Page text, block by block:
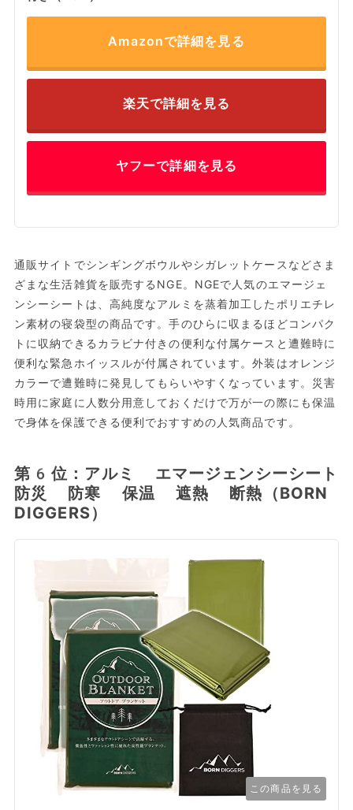
Amazonで詳細を見る
楽天で詳細を見る
ヤフーで詳細を見る
通販サイトでシンギングボウルやシガレットケースなどさま
ざまな生活雑貨を販売するNGE。NGEで人気のエマージェ
ンシーシートは、高純度なアルミを蒸着加工したポリエチレ
ン素材の寝袋型の商品です。手のひらに収まるほどコンパク
トに収納できるカラビナ付きの便利な付属ケースと遭難時に
便利な緊急ホイッスルが付属されています。外装はオレンジ
カラーで遭難時に発見してもらいやすくなっています。災害
時用に家庭に人数分用意しておくだけで万が一の際にも保温
で身体を保護できる便利でおすすめの人気商品です。
第6位：アルミ エマージェンシーシート
防災 防寒 保温 遮熱 断熱（BORN
DIGGERS）
この商品を見る